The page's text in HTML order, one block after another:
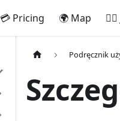
💳 Pricing 🌍 Map
Podręcznik